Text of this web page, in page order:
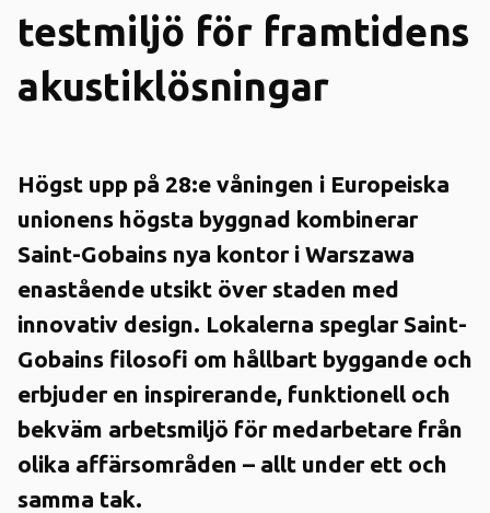
testmiljö för framtidens
akustiklösningar
Högst upp på 28:e våningen i Europeiska
unionens högsta byggnad kombinerar
Saint-Gobains nya kontor i Warszawa
enastående utsikt över staden med
innovativ design. Lokalerna speglar Saint-
Gobains filosofi om hållbart byggande och
erbjuder en inspirerande, funktionell och
bekväm arbetsmiljö för medarbetare från
olika affärsområden – allt under ett och
samma tak.